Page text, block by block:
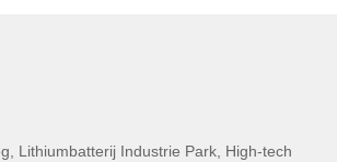
Lithiumbatterij Industrie Park, High-tech